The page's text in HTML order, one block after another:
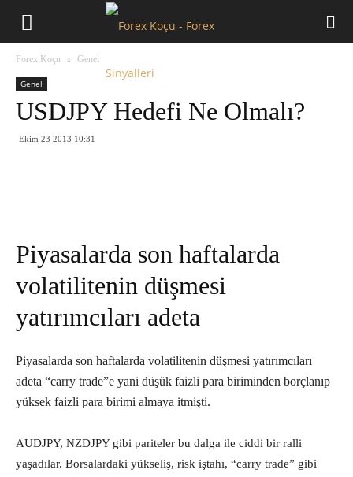
Forex Koçu Genel
Genel
USDJPY Hedefi Ne Olmalı?
Ekim 23 2013 10:31
Piyasalarda son haftalarda
volatilitenin düşmesi
yatırımcıları adeta
Piyasalarda son haftalarda volatilitenin düşmesi yatırımcıları
adeta “carry trade”e yani düşük faizli para biriminden borçlanıp
yüksek faizli para birimi almaya itmişti.
AUDJPY, NZDJPY gibi pariteler bu dalga ile ciddi bir ralli
yaşadılar. Borsalardaki yükseliş, risk iştahı, “carry trade” gibi